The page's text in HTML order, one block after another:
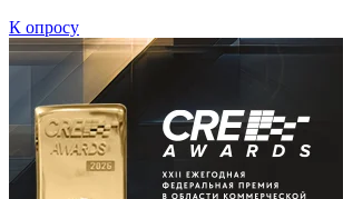
К опросу